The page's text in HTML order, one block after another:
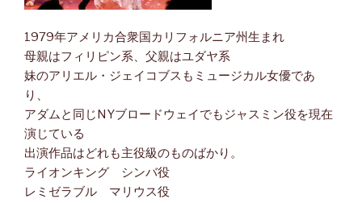
1979年アメリカ合衆国カリフォルニア州生まれ
母親はフィリピン系、父親はユダヤ系
妹のアリエル・ジェイコブスもミュージカル女優であ
り、
アダムと同じNYブロードウェイでもジャスミン役を現在
演じている
出演作品はどれも主役級のものばかり。
ライオンキング シンバ役
レミゼラブル マリウス役